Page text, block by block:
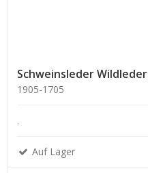
Schweinsleder
1905-1705
.
Auf Lager